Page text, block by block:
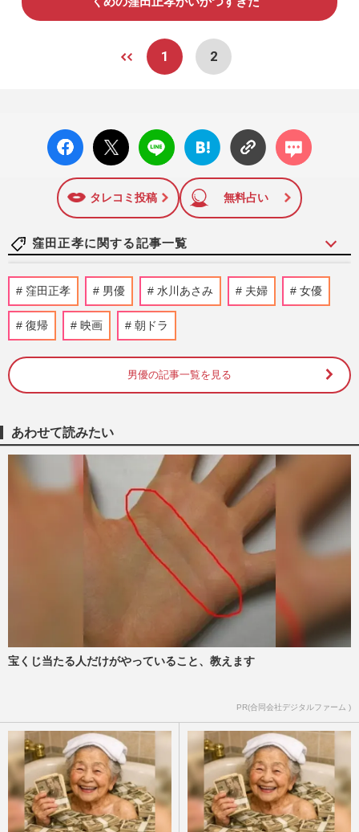
1 2
facebo
ok い
X ポス
ト
LINE
はてな
ブック
に追加
コメン
ト
タレコミ投稿 無料占い
窪田正孝に関する記事一覧
妻夫木聡主演の製作費25億円映画『宝島』
不調スタートの中、大友啓史監督がX
で“うざ絡み”が炎上「見る気…
週刊女性PRIME
永野芽郁、“おにーちゃん”は坂口健太郎だ
けではなかった！キラーフレーズを使われ
週刊女性PRIME
窪田正孝がSNSで金髪オン眉ヘア披露「骸
骨っぽい」頬コケた姿に心配の声も“スピ
認定”でたどり着いた新境…
週刊女性PRIME 2025/3/2
福田雄一監督の最新映画『聖☆おにいさ
ん』が酷評「やる気なないなら作るな」豪
華俳優にくだらないことをさ…
2025/1/13
窪田正孝のニュースタイルが元ブルーハー
窪田正孝 男優 水川あさみ 夫婦 女優
復帰 映画 朝ドラ
男優の記事一覧を見る
あわせて読みたい
宝くじ当たる人だけがやっていること、教えます
PR(合同会社デジタルファーム )